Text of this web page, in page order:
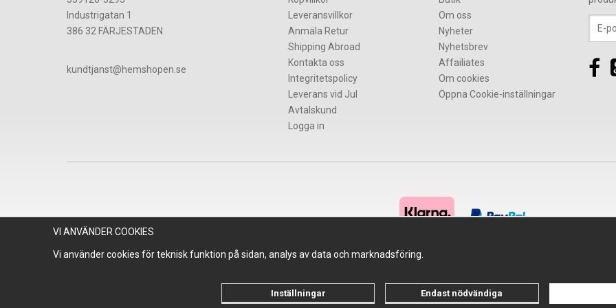
Industrigatan 1
386 32 FÄRJESTADEN
​kundtjanst@hemshopen.se
Leveransvillkor
Anmäla Retur
Shipping Abroad
Kontakta oss
Integritetspolicy
Leverans vid Jul
Avtalskund
Logga in
Om oss
Nyheter
Nyhetsbrev
Affailiates
Om cookies
Öppna Cookie-inställningar
Drift & produktion:
VI ANVÄNDER COOKIES
Vi använder cookies för teknisk funktion på sidan, analys av data och marknadsföring.
Inställningar Endast nödvändiga